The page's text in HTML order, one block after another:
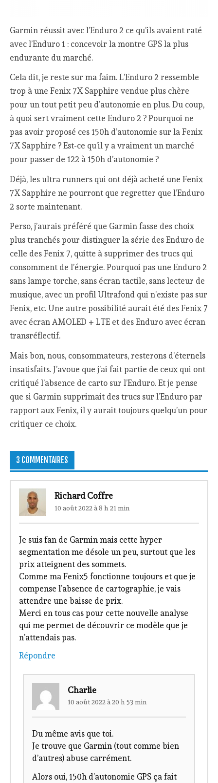
Garmin réussit avec l’Enduro 2 ce qu’ils avaient raté
avec l’Enduro 1 : concevoir la montre GPS la plus
endurante du marché.
Cela dit, je reste sur ma faim. L’Enduro 2 ressemble
trop à une Fenix 7X Sapphire vendue plus chère
pour un tout petit peu d’autonomie en plus. Du coup,
à quoi sert vraiment cette Enduro 2 ? Pourquoi ne
pas avoir proposé ces 150h d’autonomie sur la Fenix
7X Sapphire ? Est-ce qu’il y a vraiment un marché
pour passer de 122 à 150h d’autonomie ?
Déjà, les ultra runners qui ont déjà acheté une Fenix
7X Sapphire ne pourront que regretter que l’Enduro
2 sorte maintenant.
Perso, j’aurais préféré que Garmin fasse des choix
plus tranchés pour distinguer la série des Enduro de
celle des Fenix 7, quitte à supprimer des trucs qui
consomment de l’énergie. Pourquoi pas une Enduro 2
sans lampe torche, sans écran tactile, sans lecteur de
musique, avec un profil Ultrafond qui n’existe pas sur
Fenix, etc. Une autre possibilité aurait été des Fenix 7
avec écran AMOLED + LTE et des Enduro avec écran
transréflectif.
Mais bon, nous, consommateurs, resterons d’éternels
insatisfaits. J’avoue que j’ai fait partie de ceux qui ont
critiqué l’absence de carto sur l’Enduro. Et je pense
que si Garmin supprimait des trucs sur l’Enduro par
rapport aux Fenix, il y aurait toujours quelqu’un pour
critiquer ce choix.
3 COMMENTAIRES
Richard Coffre
10 août 2022 à 8 h 21 min
Je suis fan de Garmin mais cette hyper
segmentation me désole un peu, surtout que les
prix atteignent des sommets.
Comme ma Fenix5 fonctionne toujours et que je
compense l’absence de cartographie, je vais
attendre une baisse de prix.
Merci en tous cas pour cette nouvelle analyse
qui me permet de découvrir ce modèle que je
n’attendais pas.
Répondre
Charlie
10 août 2022 à 20 h 53 min
Du même avis que toi.
Je trouve que Garmin (tout comme bien
d’autres) abuse carrément.
Alors oui, 150h d’autonomie GPS ça fait